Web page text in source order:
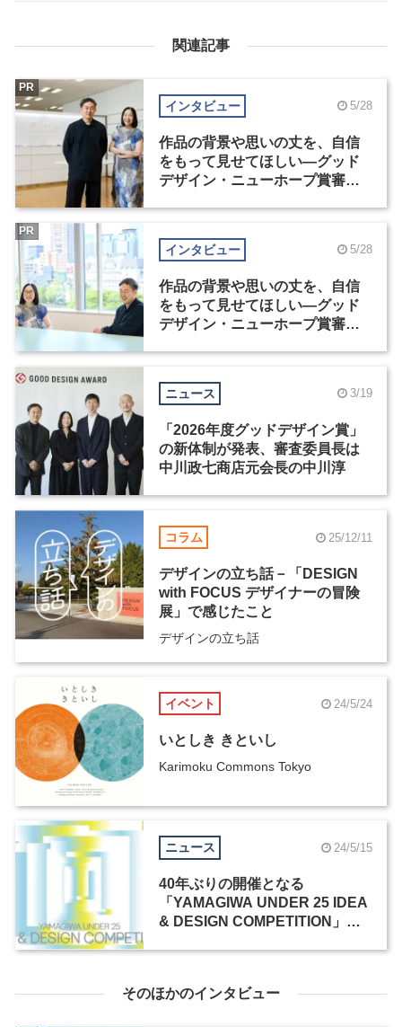
関連記事
インタビュー 5/28
作品の背景や思いの丈を、自信
をもって見せてほしい―グッド
デザイン・ニューホープ賞審査
PR
インタビュー 5/28
作品の背景や思いの丈を、自信
をもって見せてほしい―グッド
デザイン・ニューホープ賞審査
PR
ニュース 3/19
「2026年度グッドデザイン賞」
の新体制が発表、審査委員長は
中川政七商店元会長の中川淳
コラム 25/12/11
デザインの立ち話－「DESIGN
with FOCUS デザイナーの冒険
展」で感じたこと
デザインの立ち話
イベント 24/5/24
いとしき きといし
Karimoku Commons Tokyo
ニュース 24/5/15
40年ぶりの開催となる
「YAMAGIWA UNDER 25 IDEA
& DESIGN COMPETITION」、5
そのほかのインタビュー